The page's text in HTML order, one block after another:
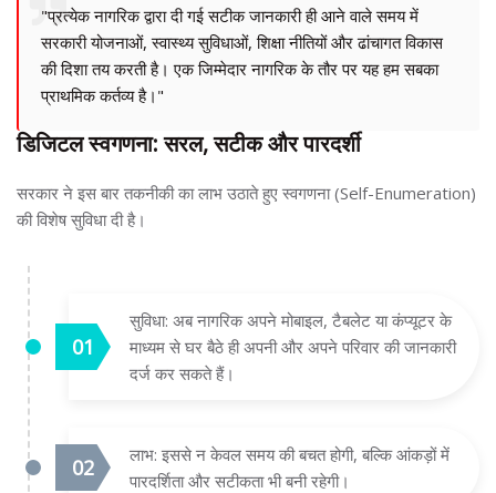
"प्रत्येक नागरिक द्वारा दी गई सटीक जानकारी ही आने वाले समय में
सरकारी योजनाओं, स्वास्थ्य सुविधाओं, शिक्षा नीतियों और ढांचागत विकास
की दिशा तय करती है। एक जिम्मेदार नागरिक के तौर पर यह हम सबका
प्राथमिक कर्तव्य है।"
डिजिटल स्वगणना: सरल, सटीक और पारदर्शी
सरकार ने इस बार तकनीकी का लाभ उठाते हुए स्वगणना (Self-Enumeration)
की विशेष सुविधा दी है।
सुविधा: अब नागरिक अपने मोबाइल, टैबलेट या कंप्यूटर के
माध्यम से घर बैठे ही अपनी और अपने परिवार की जानकारी
दर्ज कर सकते हैं।
लाभ: इससे न केवल समय की बचत होगी, बल्कि आंकड़ों में
पारदर्शिता और सटीकता भी बनी रहेगी।